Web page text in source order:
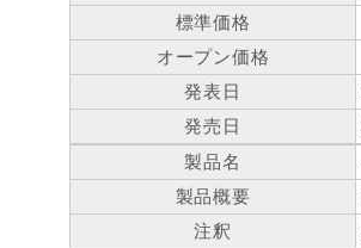
標準価格
オープン価格
発表日
発売日
製品名
製品概要
注釈